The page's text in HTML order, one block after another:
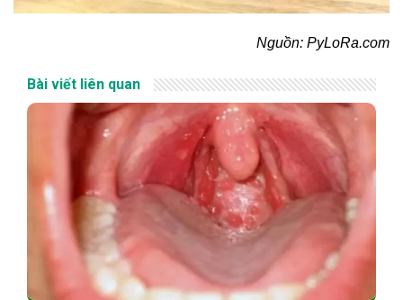
Nguồn: PyLoRa.com
Bài viết liên quan